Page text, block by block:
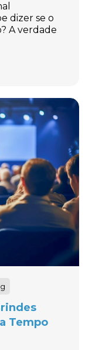
dizer se o
A verdade
Tempo